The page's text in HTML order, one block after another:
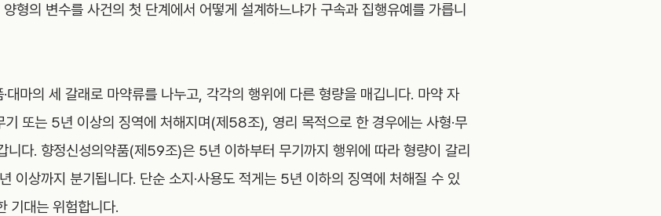
형의 변수를 사건의 첫 단계에서 어떻게 설계하느냐가 구속과 집행유예를 가릅니
대마의 세 갈래로 마약류를 나누고, 각각의 행위에 다른 형량을 매깁니다. 마약 자
기 또는 5년 이상의 징역에 처해지며(제58조), 영리 목적으로 한 경우에는 사형·무
다. 향정신성의약품(제59조)은 5년 이하부터 무기까지 행위에 따라 형량이 갈리
이상까지 분기됩니다. 단순 소지·사용도 적게는 5년 이하의 징역에 처해질 수 있
기대는 위험합니다.